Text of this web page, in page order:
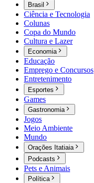
Brasil
Ciência e Tecnologia
Colunas
Copa do Mundo
Cultura e Lazer
Economia
Educação
Emprego e Concursos
Entretenimento
Esportes
Games
Gastronomia
Jogos
Meio Ambiente
Mundo
Orações Itatiaia
Podcasts
Pets e Animais
Política